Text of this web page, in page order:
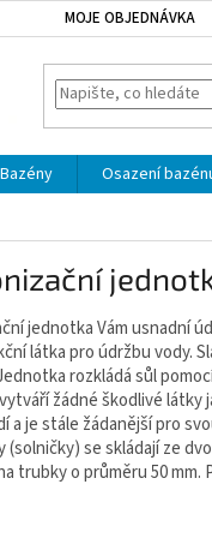
MOJE OBJEDNÁVKA
Bazény Osazení
jednotka Vám usnadní
látka pro údržbu vody.
rozkládá sůl
žádné škodlivé látky
a je stále žádanější pro
(solničky) se skládají ze
trubky o průměru 50